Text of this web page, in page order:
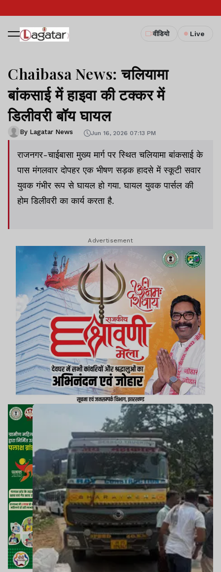
वीडियो Live
Chaibasa News: चलियामा
बांकसाई में हाइवा की टक्कर में
डिलीवरी बॉय घायल
By Lagatar News Jun 16, 2026 07:13 PM
राजनगर-चाईबासा मुख्य मार्ग पर स्थित चलियामा बांकसाई के
पास मंगलवार दोपहर एक भीषण सड़क हादसे में स्कूटी सवार
युवक गंभीर रूप से घायल हो गया. घायल युवक पार्सल की
होम डिलीवरी का कार्य करता है.
Advertisement